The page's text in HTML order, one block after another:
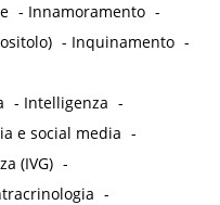
- Innamoramento -
- Inquinamento -
- Intelligenza -
e social media -
(IVG) -
-